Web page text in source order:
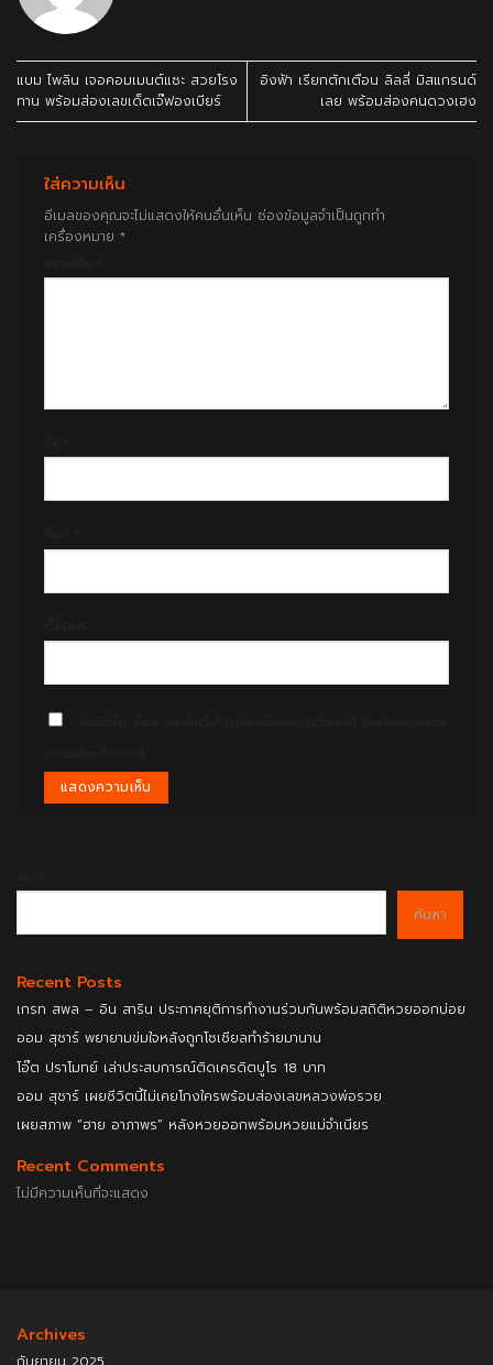
แบม ไพลิน เจอคอมเมนต์แซะ สวยโรง
ทาน พร้อมส่องเลขเด็ดเจ๊ฟองเบียร์
อิงฟ้า เรียกตักเตือน ลิลลี่ มิสแกรนด์
เลย พร้อมส่องคนดวงเฮง
ใส่ความเห็น
อีเมลของคุณจะไม่แสดงให้คนอื่นเห็น ช่องข้อมูลจำเป็นถูกทำ
เครื่องหมาย *
ค้นหา
Recent Posts
เกรท สพล – อิน สาริน ประกาศยุติการทำงานร่วมกันพร้อมสถิติหวยออกบ่อย
ออม สุชาร์ พยายามข่มใจหลังถูกโซเชียลทำร้ายมานาน
โอ๊ต ปราโมทย์ เล่าประสบการณ์ติดเครดิตบูโร 18 บาท
ออม สุชาร์ เผยชีวิตนี้ไม่เคยโกงใครพร้อมส่องเลขหลวงพ่อรวย
เผยสภาพ “ฮาย อาภาพร” หลังหวยออกพร้อมหวยแม่จำเนียร
Recent Comments
ไม่มีความเห็นที่จะแสดง
Archives